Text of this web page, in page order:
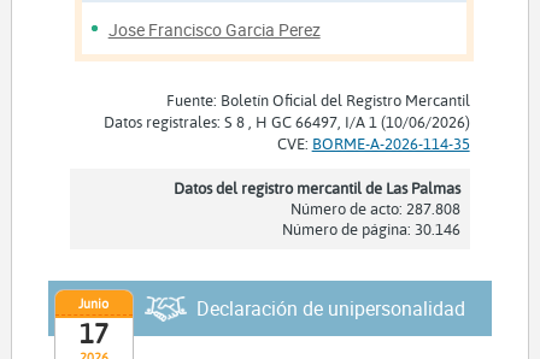
Jose Francisco Garcia Perez
Fuente: Boletín Oficial del Registro Mercantil
Datos registrales: S 8 , H GC 66497, I/A 1 (10/06/2026)
CVE: BORME-A-2026-114-35
Datos del registro mercantil de Las Palmas
Número de acto: 287.808
Número de página: 30.146
Junio
17
Declaración de unipersonalidad